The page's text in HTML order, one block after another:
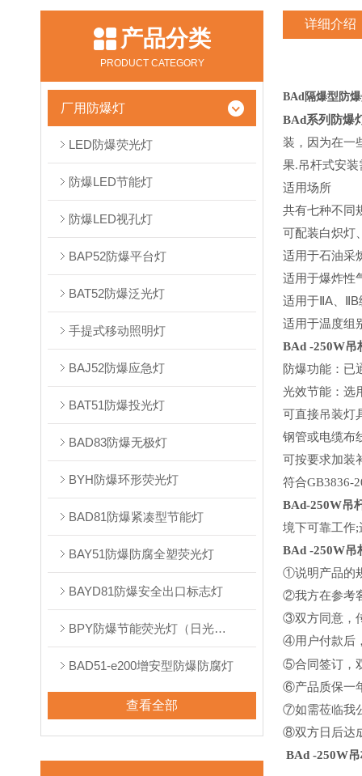
产品分类
PRODUCT CATEGORY
厂用防爆灯
LED防爆荧光灯
防爆LED节能灯
防爆LED视孔灯
BAP52防爆平台灯
BAT52防爆泛光灯
手提式移动照明灯
BAJ52防爆应急灯
BAT51防爆投光灯
BAD83防爆无极灯
BYH防爆环形荧光灯
BAD81防爆紧凑型节能灯
BAY51防爆防腐全塑荧光灯
BAYD81防爆安全出口标志灯
BPY防爆节能荧光灯（日光灯）
BAD51-e200增安型防爆防腐灯
查看全部
详细介绍
BAd隔爆型防
BAd系列防爆
装，因为在一
果.吊杆式安
适用场所
共有七种不同
可配装白炽灯
适用于石油采
适用于爆炸性
适用于 A B
适用于温度组
BAd -250W吊
防爆功能：已
光效节能：选
可直接吊装灯
钢管或电缆布
可按要求加装
符合GB3836-
BAd-250W吊
境下可靠工作;
BAd -250W吊
①说明产品的
②我方在参考
③双方同意，
④用户付款后
⑤合同签订，
⑥产品质保一
⑦如需莅临我
⑧双方日后达
BAd -250W